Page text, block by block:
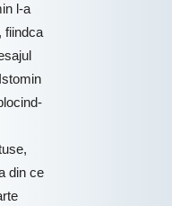
l-a
fiindca
din ce